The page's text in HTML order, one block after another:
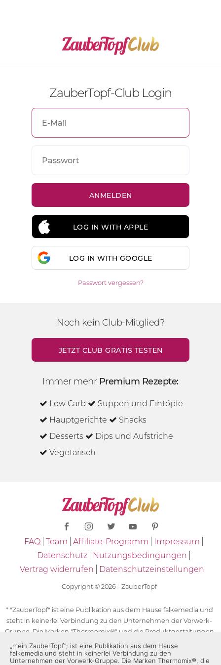
ZauberTopf-Club Login
LOG IN WITH APPLE
LOG IN WITH GOOGLE
Passwort vergessen?
Noch kein Club-Mitglied?
JETZT CLUB GRATIS TESTEN
Immer mehr Premium Rezepte:
Low Carb
Suppen und Eintöpfe
Hauptgerichte
Snacks
Desserts
Dips und Aufstriche
Vegetarisch
FAQ Team Affiliate-Programm
Impressum
Datenschutz
Nutzungsbedingungen
Vertrag widerrufen
Datenschutzeinstellungen
Copyright © 2026 - ZauberTopf
* "ZauberTopf" ist eine Publikation aus dem Hause falkemedia und
steht in keinerlei Verbindung zu den Unternehmen der Vorwerk-
Gruppe. Die Marken "Thermomix®" und die Produktgestaltungen
des "Thermomix®" sind eingetragene Marken der Unternehmen
der Vorwerk-Gruppe. Die Marken Thermomix®, die Zeichen TM5®,
„mein ZauberTopf”; ist eine Publikation aus dem Hause
falkemedia und steht in keinerlei Verbindung zu den
Unternehmen der Vorwerk-Gruppe. Die Marken Thermomix®, die